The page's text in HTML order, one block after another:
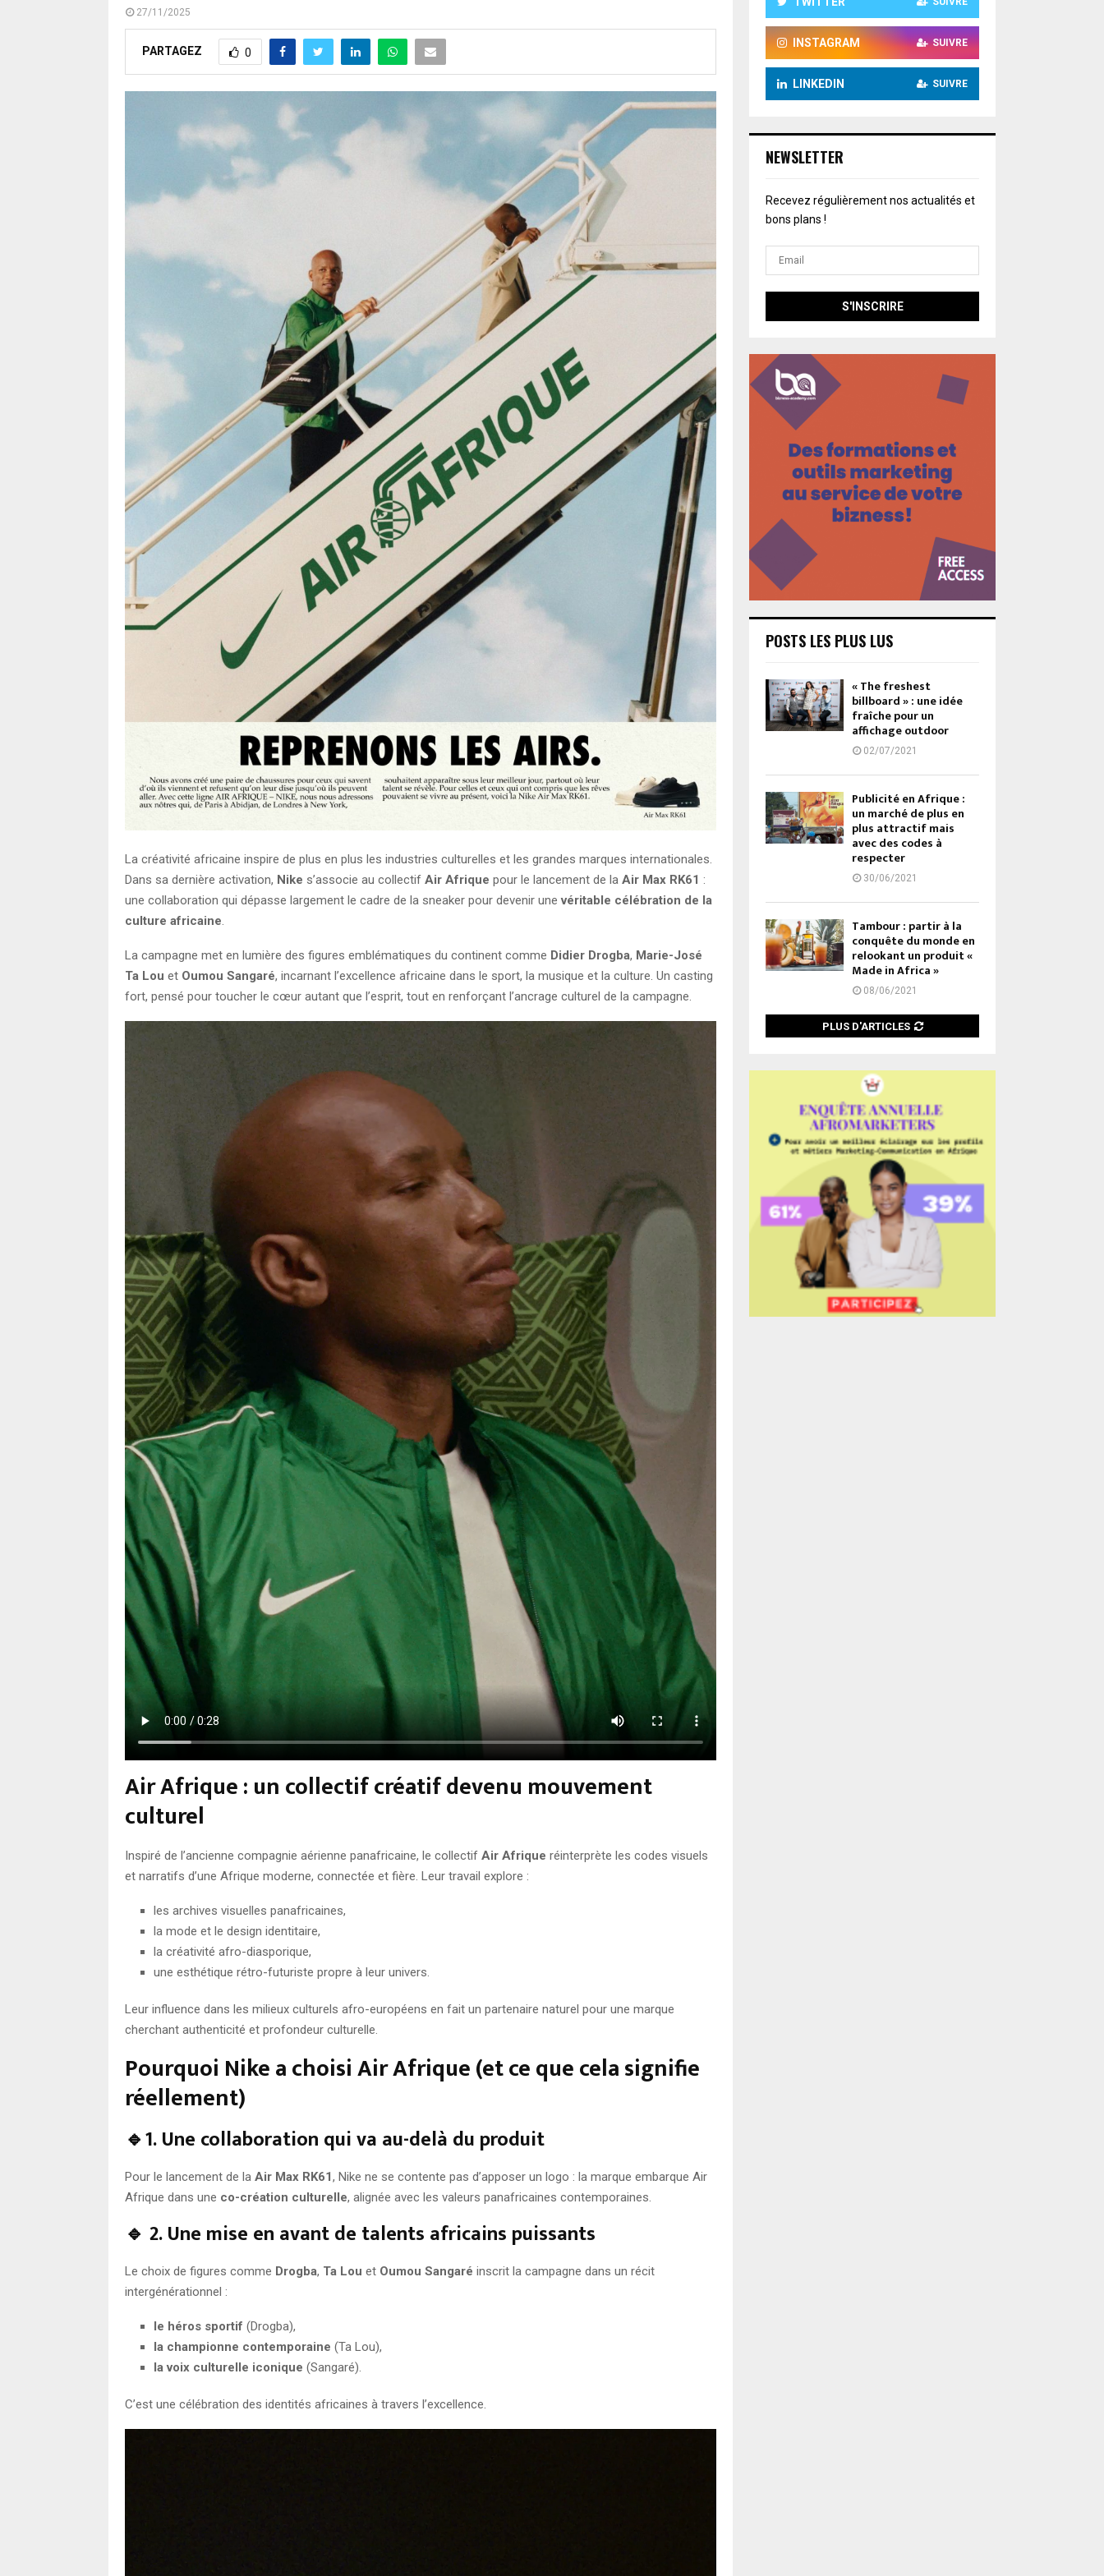
27/11/2025
PARTAGEZ 0
La créativité africaine inspire de plus en plus les industries culturelles et les grandes marques internationales.
Dans sa dernière activation, Nike s’associe au collectif Air Afrique pour le lancement de la Air Max RK61 :
une collaboration qui dépasse largement le cadre de la sneaker pour devenir unevéritable célébration de la
culture africaine
La campagne met en lumière des figures emblématiques du continent comme Didier Drogba, Marie-José
Ta Lou et Oumou Sangaré, incarnant l’excellence africaine dans le sport, la musique et la culture. Un casting
fort, pensé pour toucher le cœur autant que l’esprit, tout en renforçant l’ancrage culturel de la campagne.
Air Afrique : un collectif créatif devenu mouvement
culturel
Inspiré de l’ancienne compagnie aérienne panafricaine, le collectif Air Afrique réinterprète les codes visuels
et narratifs d’une Afrique moderne, connectée et fière. Leur travail explore :
les archives visuelles panafricaines,
la mode et le design identitaire,
la créativité afro-diasporique,
une esthétique rétro-futuriste propre à leur univers.
Leur influence dans les milieux culturels afro-européens en fait un partenaire naturel pour une marque
cherchant authenticité et profondeur culturelle.
Pourquoi Nike a choisi Air Afrique (et ce que cela signifie
réellement)
🔹1. Une collaboration qui va au-delà du produit
Pour le lancement de la Air Max RK61, Nike ne se contente pas d’apposer un logo : la marque embarque Air
Afrique dans une co-création culturelle, alignée avec les valeurs panafricaines contemporaines.
🔹 2. Une mise en avant de talents africains puissants
Le choix de figures comme Drogba, Ta Lou et Oumou Sangaré inscrit la campagne dans un récit
intergénérationnel :
le héros sportif (Drogba),
la championne contemporaine (Ta Lou),
la voix culturelle iconique (Sangaré).
C’est une célébration des identités africaines à travers l’excellence.
INSTAGRAM SUIVRE
LINKEDIN SUIVRE
NEWSLETTER
Recevez régulièrement nos actualités et
bons plans !
POSTS LES PLUS LUS
« The freshest
billboard » : une idée
fraîche pour un
affichage outdoor
02/07/2021
Publicité en Afrique :
un marché de plus en
plus attractif mais
avec des codes à
respecter
30/06/2021
Tambour : partir à la
conquête du monde en
relookant un produit «
Made in Africa »
08/06/2021
PLUS D'ARTICLES